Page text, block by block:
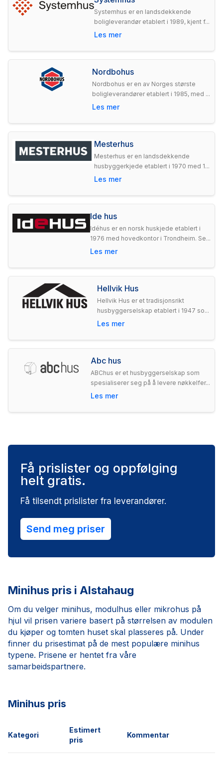
Systemhus er en landsdekkende
boligleverandør etablert i 1989, kjent f...
Les mer
Nordbohus
Nordbohus er en av Norges største
boligleverandører etablert i 1985, med ...
Les mer
Mesterhus
Mesterhus er en landsdekkende
husbyggerkjede etablert i 1970 med 1...
Les mer
Ide hus
Idéhus er en norsk huskjede etablert i
1976 med hovedkontor i Trondheim. Se...
Les mer
Hellvik Hus
Hellvik Hus er et tradisjonsrikt
husbyggerselskap etablert i 1947 so...
Les mer
Abc hus
ABChus er et husbyggerselskap som
spesialiserer seg på å levere nøkkelfer...
Les mer
Få prislister og oppfølging
helt gratis.
Få tilsendt prislister fra leverandører.
Send meg priser
Minihus pris i Alstahaug
Om du velger minihus, modulhus eller mikrohus på
hjul vil prisen variere basert på størrelsen av modulen
du kjøper og tomten huset skal plasseres på. Under
finner du prisestimat på de mest populære minihus
typene. Prisene er hentet fra våre
samarbeidspartnere.
Minihus pris
Kategori
Estimert
pris
Kommentar